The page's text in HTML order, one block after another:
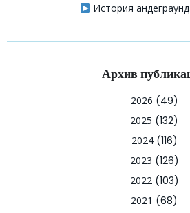
История
Архив
2026 (49)
2025 (132)
2024(116)
2023 (126)
2022(103)
2021 (68)